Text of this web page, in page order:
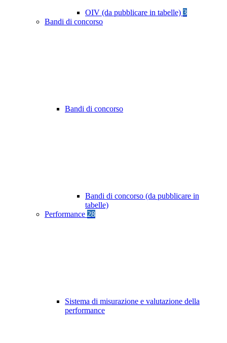
OIV (da pubblicare in tabelle) 3
Bandi di concorso
Bandi di concorso
Bandi di concorso (da pubblicare in
tabelle)
Performance 28
Sistema di misurazione e valutazione della
performance